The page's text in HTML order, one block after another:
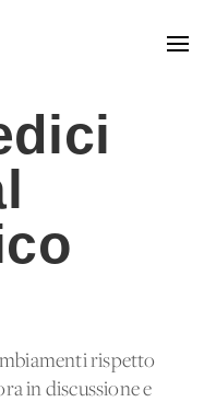
rispetto
in discussione e